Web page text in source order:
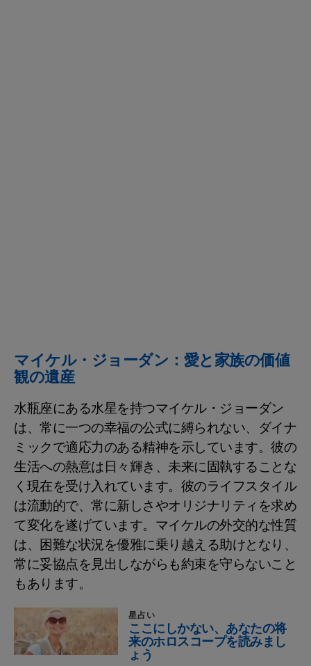
マイケル・ジョーダン：愛と家族の価値
観の遺産
水瓶座にある水星を持つマイケル・ジョーダン
は、常に一つの幸福の公式に縛られない、ダイナ
ミックで適応力のある精神を示しています。彼の
生活への熱意は日々輝き、未来に固執することな
く現在を受け入れています。彼のライフスタイル
は流動的で、常に新しさやオリジナリティを求め
て変化を遂げています。マイケルの外交的な性質
は、困難な状況を優雅に乗り越える助けとなり、
常に妥協点を見出しながらも約束を守らないこと
もあります。
星占い
ここにしかない、あなたの将
来のホロスコープを読みまし
ょう